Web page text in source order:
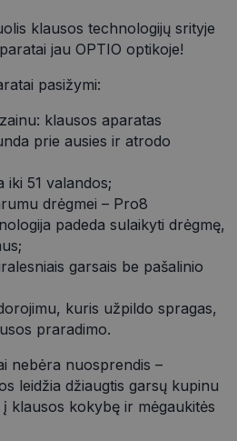
klausos technologijų srityje
jau OPTIO optikoje!
pasižymi:
klausos aparatas
prie ausies ir atrodo
iki 51 valandos;
drėgmei – Pro8
padeda sulaikyti drėgmę,
garsais be pašalinio
kuris užpildo spragas,
praradimo.
nebėra nuosprendis –
leidžia džiaugtis garsų kupinu
klausos kokybę ir mėgaukitės